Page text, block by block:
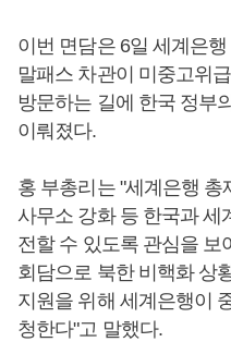
이번 면담은 6일 세계은
말패스 차관이 미중고위
방문하는 길에 한국 정부
이뤄졌다.
홍 부총리는 "세계은행
사무소 강화 등 한국과 세
전할 수 있도록 관심을 보
회담으로 북한 비핵화 상
지원을 위해 세계은행이
청한다"고 말했다.